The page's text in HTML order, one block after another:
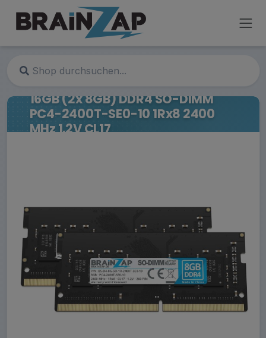
16GB (2x 8GB) DDR4 SO-DIMM
PC4-2400T-SE0-10 1Rx8 2400
MHz 1.2V CL17